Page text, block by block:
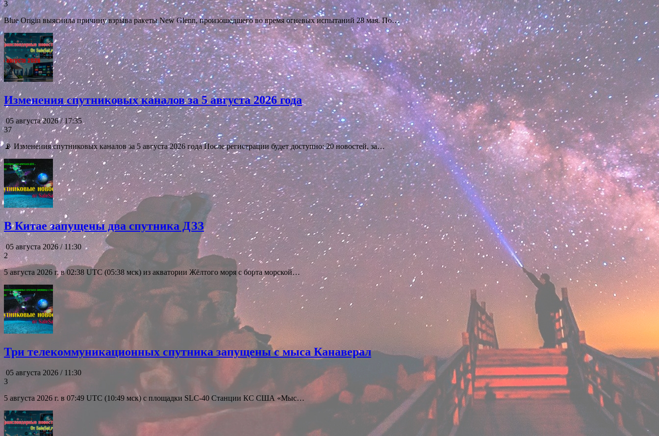
3
Blue Origin выяснила причину взрыва ракеты New Glenn, произошедшего во время огневых испытаний 28 мая. По…
Изменения спутниковых каналов за 5 августа 2026 года
05 августа 2026 / 17:35
37
📡 Изменения спутниковых каналов за 5 августа 2026 года После регистрации будет доступно: 20 новостей, за…
В Китае запущены два спутника ДЗЗ
05 августа 2026 / 11:30
2
5 августа 2026 г. в 02:38 UTC (05:38 мск) из акватории Жёлтого моря с борта морской…
Три телекоммуникационных спутника запущены с мыса Канаверал
05 августа 2026 / 11:30
3
5 августа 2026 г. в 07:49 UTC (10:49 мск) с площадки SLC-40 Станции КС США «Мыс…